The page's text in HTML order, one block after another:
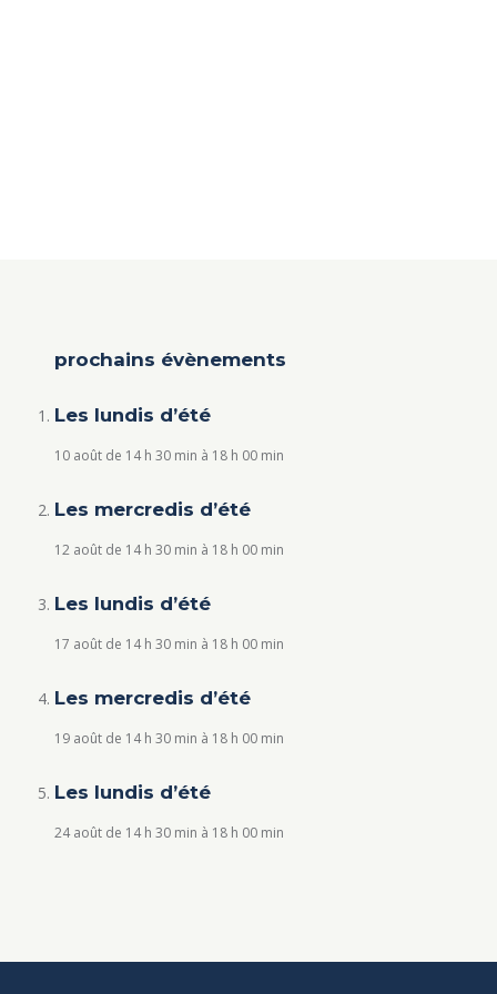
prochains évènements
Les lundis d’été
10 août de 14 h 30 min à 18 h 00 min
Les mercredis d’été
12 août de 14 h 30 min à 18 h 00 min
Les lundis d’été
17 août de 14 h 30 min à 18 h 00 min
Les mercredis d’été
19 août de 14 h 30 min à 18 h 00 min
Les lundis d’été
24 août de 14 h 30 min à 18 h 00 min